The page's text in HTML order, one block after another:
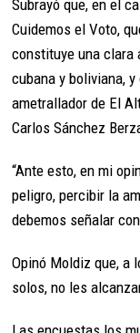
Subrayó que, en el
Cuidemos el Voto,
constituye una clara
cubana y boliviana,
ametrallador de El
Carlos Sánchez
“Ante esto, en mi
peligro, percibir la
debemos señalar
Opinó Moldiz que, a
solos, no les